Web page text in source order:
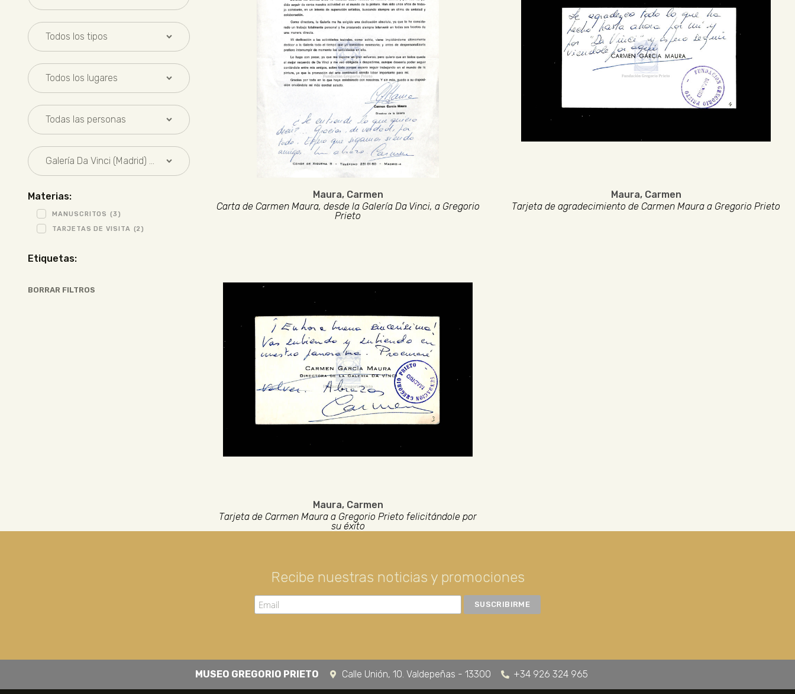
Materias:
MANUSCRITOS (3)
TARJETAS DE VISITA (2)
Etiquetas:
BORRAR FILTROS
Maura, Carmen
Carta de Carmen Maura, desde la Galería Da Vinci, a Gregorio
Prieto
Maura, Carmen
Tarjeta de agradecimiento de Carmen Maura a Gregorio Prieto
Maura, Carmen
Tarjeta de Carmen Maura a Gregorio Prieto felicitándole por
su éxito
Recibe nuestras noticias y promociones
MUSEO GREGORIO PRIETO Calle Unión, 10. Valdepeñas - 13300 +34 926 324 965